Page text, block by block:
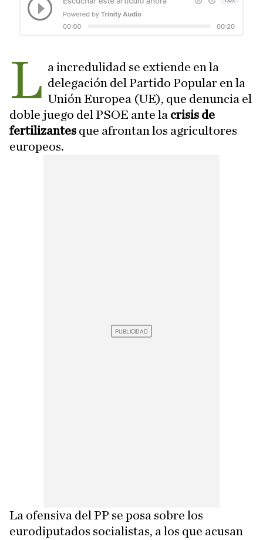
L a incredulidad se extiende en la
delegación del Partido Popular en la
Unión Europea (UE), que denuncia el
doble juego del PSOE ante la crisis de
fertilizantes que afrontan los agricultores
europeos.
La ofensiva del PP se posa sobre los
eurodiputados socialistas, a los que acusan